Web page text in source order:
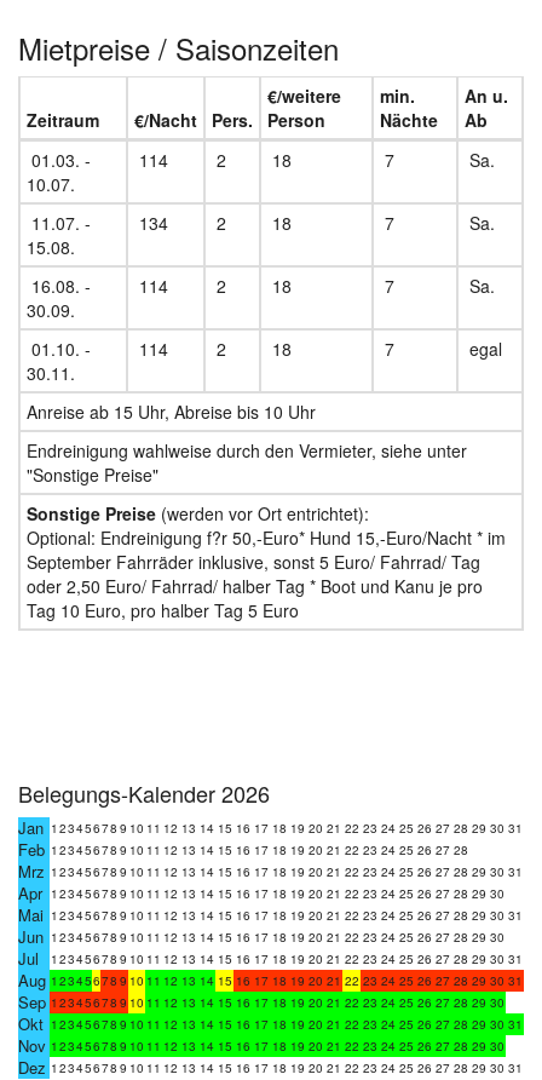
Mietpreise / Saisonzeiten
Zeitraum €/Nacht Pers.
€/weitere
Person
min.
Nächte
An u.
Ab
01.03. -
10.07.
114 2 18 7 Sa.
11.07. -
15.08.
134 2 18 7 Sa.
16.08. -
30.09.
114 2 18 7 Sa.
01.10. -
30.11.
114 2 18 7 egal
Anreise ab 15 Uhr, Abreise bis 10 Uhr
Endreinigung wahlweise durch den Vermieter, siehe unter
"Sonstige Preise"
Sonstige Preise (werden vor Ort entrichtet):
Optional: Endreinigung f?r 50,-Euro* Hund 15,-Euro/Nacht * im
September Fahrräder inklusive, sonst 5 Euro/ Fahrrad/ Tag
oder 2,50 Euro/ Fahrrad/ halber Tag * Boot und Kanu je pro
Tag 10 Euro, pro halber Tag 5 Euro
Belegungs-Kalender 2026
Jan 1 2345678 9 10 11 12 13 14 15 16 17 18 19 20 21 22 23 24 25 26 27 28 29 30 31
Feb 1 2345678 9 10 11 12 13 14 15 16 17 18 19 20 21 22 23 24 25 26 27 28
Mrz 1 2345678 9 10 11 12 13 14 15 16 17 18 19 20 21 22 23 24 25 26 27 28 29 30 31
Apr 1 2345678 9 10 11 12 13 14 15 16 17 18 19 20 21 22 23 24 25 26 27 28 29 30
Mai 1 2345678 9 10 11 12 13 14 15 16 17 18 19 20 21 22 23 24 25 26 27 28 29 30 31
Jun 1 2345678 9 10 11 12 13 14 15 16 17 18 19 20 21 22 23 24 25 26 27 28 29 30
Jul 1 2345678 9 10 11 12 13 14 15 16 17 18 19 20 21 22 23 24 25 26 27 28 29 30 31
Aug 1 2345678 9 10 11 12 13 14 15 16 17 18 19 20 21 22 23 24 25 26 27 28 29 30 31
Sep 1 2345678 9 10 11 12 13 14 15 16 17 18 19 20 21 22 23 24 25 26 27 28 29 30
Okt 1 2345678 9 10 11 12 13 14 15 16 17 18 19 20 21 22 23 24 25 26 27 28 29 30 31
Nov 1 2345678 9 10 11 12 13 14 15 16 17 18 19 20 21 22 23 24 25 26 27 28 29 30
Dez 1 2345678 9 10 11 12 13 14 15 16 17 18 19 20 21 22 23 24 25 26 27 28 29 30 31